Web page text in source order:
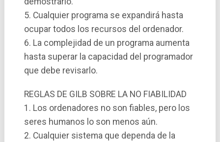
5. Cualquier programa se expandirá hasta
ocupar todos los recursos del ordenador.
6. La complejidad de un programa aumenta
hasta superar la capacidad del programador
que debe revisarlo.
REGLAS DE GILB SOBRE LA NO FIABILIDAD
1. Los ordenadores no son fiables, pero los
seres humanos lo son menos aún.
2. Cualquier sistema que dependa de la